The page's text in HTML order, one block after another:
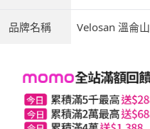
品牌名稱 Velosan 溫侖山